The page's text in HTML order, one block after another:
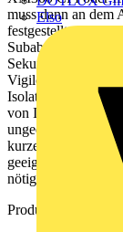
Elso
muss dann an dem
festgestellt wurde -
Subabzweige
Sekunden-.
Vigilohm aus drei
von
ungeerdeten
kurze oder lange
geeignet und
nötig zu verwalten.
Produktkennzeichen